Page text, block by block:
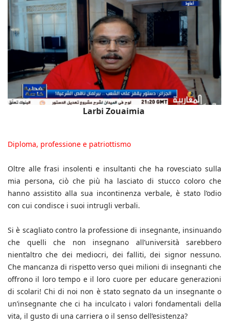
Larbi Zouaimia
Diploma, professione e patriottismo
Oltre alle frasi insolenti e insultanti che ha rovesciato sulla
mia persona, ciò che più ha lasciato di stucco coloro che
hanno assistito alla sua incontinenza verbale, è stato l’odio
con cui condisce i suoi intrugli verbali.
Si è scagliato contro la professione di insegnante, insinuando
che quelli che non insegnano all’università sarebbero
nient’altro che dei mediocri, dei falliti, dei signor nessuno.
Che mancanza di rispetto verso quei milioni di insegnanti che
offrono il loro tempo e il loro cuore per educare generazioni
di scolari! Chi di noi non è stato segnato da un insegnante o
un’insegnante che ci ha inculcato i valori fondamentali della
vita, il gusto di una carriera o il senso dell’esistenza?